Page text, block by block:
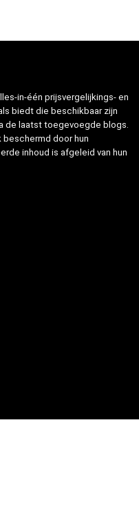
in-één prijsvergelijkings- en
biedt die beschikbaar zijn
de laatst toegevoegde blogs.
door hun
inhoud is afgeleid van hun